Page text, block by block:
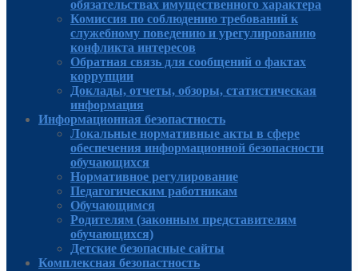
обязательствах имущественного характера
Комиссия по соблюдению требований к
служебному поведению и урегулированию
конфликта интересов
Обратная связь для сообщений о фактах
коррупции
Доклады, отчеты, обзоры, статистическая
информация
Информационная безопастность
Локальные нормативные акты в сфере
обеспечения информационной безопасности
обучающихся
Нормативное регулирование
Педагогическим работникам
Обучающимся
Родителям (законным представителям
обучающихся)
Детские безопасные сайты
Комплексная безопастность